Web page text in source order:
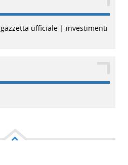
gazzetta ufficiale | investimenti